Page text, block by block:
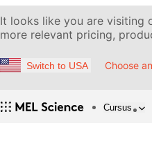
It looks like you are visiting
more relevant pricing,
Switch to USA Choose
Cursus